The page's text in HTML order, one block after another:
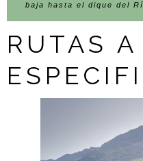
baja hasta el dique del
RUTAS